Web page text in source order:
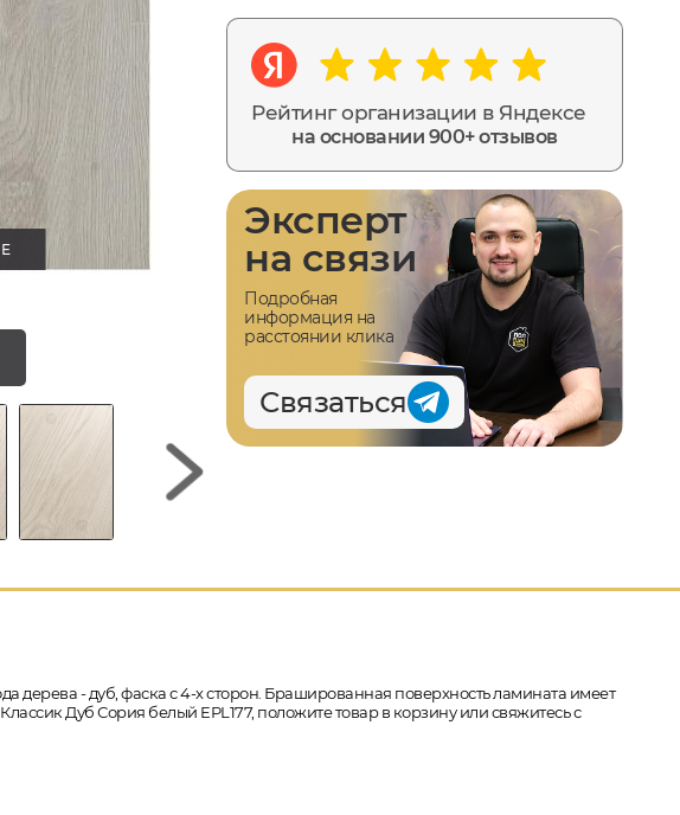
Рейтинг организации в Яндексе
на основании 900+ отзывов
Эксперт
на связи
Подробная
информация на
расстоянии клика
Связаться
дерева - дуб, фаска с 4-х сторон. Брашированная поверхность ламината имеет
Дуб Сория белый EPL177, положите товар в корзину или свяжитесь с